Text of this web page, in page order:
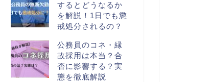
するとどうなるか
を解説！1日でも懲
戒処分されるの？
公務員のコネ・縁
故採用は本当？合
否に影響する？実
態を徹底解説